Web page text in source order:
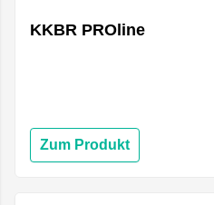
KKBR PROline
Zum Produkt